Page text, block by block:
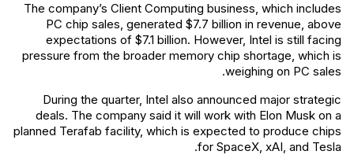
The company’s Client Computing business, which includes
PC chip sales, generated $7.7 billion in revenue, above
expectations of $7.1 billion. However, Intel is still facing
pressure from the broader memory chip shortage, which is
weighing on PC sales.
During the quarter, Intel also announced major strategic
deals. The company said it will work with Elon Musk on a
planned Terafab facility, which is expected to produce chips
for SpaceX, xAI, and Tesla.